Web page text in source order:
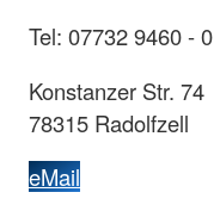
Tel: 07732 9460 - 0
Konstanzer Str. 74
78315 Radolfzell
eMail